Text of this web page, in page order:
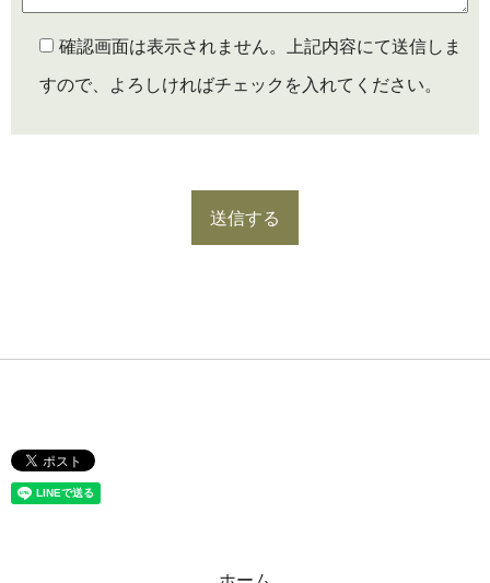
確認画面は表示されません。上記内容にて送信しま
すので、よろしければチェックを入れてください。